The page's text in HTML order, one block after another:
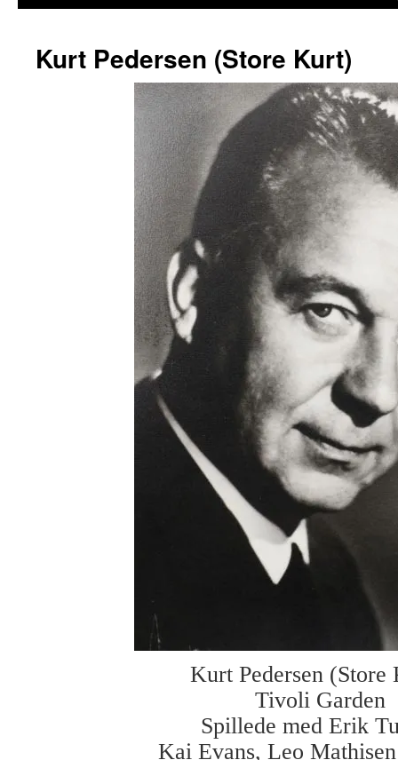
Kurt Pedersen (Store Kurt)
Kurt Pedersen (Store
Tivoli Garden
Spillede med Erik
Kai Evans, Leo